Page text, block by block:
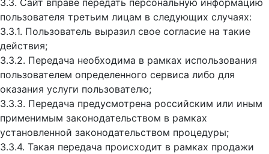
3.3. Сайт вправе передать персональную информацию
пользователя третьим лицам в следующих случаях:
3.3.1. Пользователь выразил свое согласие на такие
действия;
3.3.2. Передача необходима в рамках использования
пользователем определенного сервиса либо для
оказания услуги пользователю;
3.3.3. Передача предусмотрена российским или иным
применимым законодательством в рамках
установленной законодательством процедуры;
3.3.4. Такая передача происходит в рамках продажи